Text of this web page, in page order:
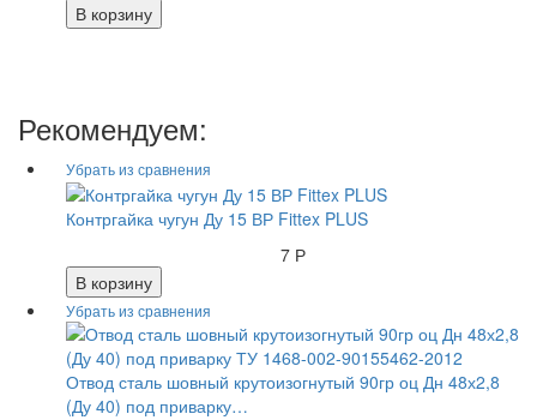
В корзину
Рекомендуем:
Контргайка чугун Ду 15 ВР Fittex PLUS
7 Р
В корзину
Отвод сталь шовный крутоизогнутый 90гр оц Дн 48х2,8
(Ду 40) под приварку…